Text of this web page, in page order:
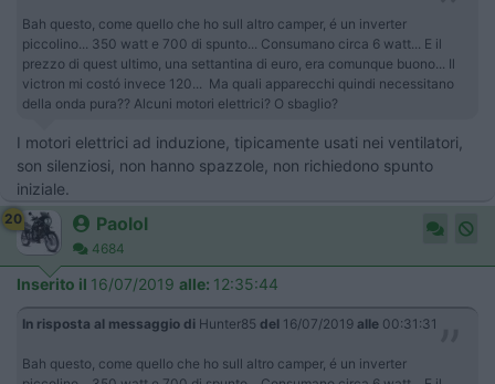
Bah questo, come quello che ho sull altro camper, é un inverter
piccolino... 350 watt e 700 di spunto... Consumano circa 6 watt... E il
prezzo di quest ultimo, una settantina di euro, era comunque buono... Il
victron mi costó invece 120... Ma quali apparecchi quindi necessitano
della onda pura?? Alcuni motori elettrici? O sbaglio?
I motori elettrici ad induzione, tipicamente usati nei ventilatori,
son silenziosi, non hanno spazzole, non richiedono spunto
iniziale.
20 Paolol
4684
Inserito il 16/07/2019 alle: 12:35:44
In risposta al messaggio di Hunter85 del 16/07/2019 alle 00:31:31
Bah questo, come quello che ho sull altro camper, é un inverter